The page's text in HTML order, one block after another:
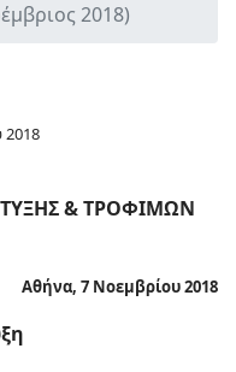
2018)
2018
& ΤΡΟΦΙΜΩΝ
Αθήνα, 7 Νοεμβρίου 2018